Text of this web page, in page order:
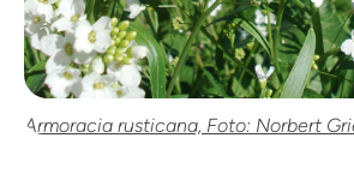
Armoracia rusticana, Foto: Norbert